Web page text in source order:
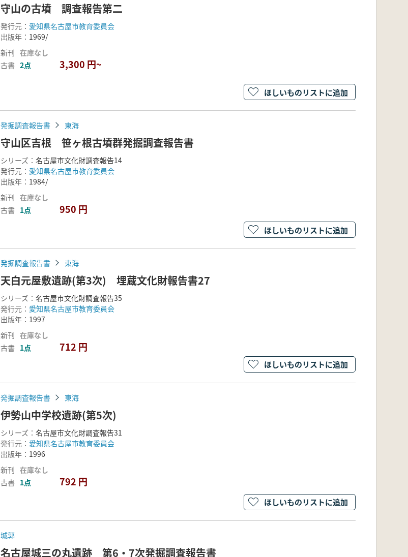
守山の古墳 調査報告第二
発行元： 愛知県名古屋市教育委員会
出版年： 1969/
新刊 在庫なし
古書 2点 3,300 円~
ほしいものリストに追加
発掘調査報告書 東海
守山区吉根 笹ヶ根古墳群発掘調査報告書
シリーズ： 名古屋市文化財調査報告14
発行元： 愛知県名古屋市教育委員会
出版年： 1984/
新刊 在庫なし
古書 1点 950 円
ほしいものリストに追加
発掘調査報告書 東海
天白元屋敷遺跡(第3次) 埋蔵文化財報告書27
シリーズ： 名古屋市文化財調査報告35
発行元： 愛知県名古屋市教育委員会
出版年： 1997
新刊 在庫なし
古書 1点 712 円
ほしいものリストに追加
発掘調査報告書 東海
伊勢山中学校遺跡(第5次)
シリーズ： 名古屋市文化財調査報告31
発行元： 愛知県名古屋市教育委員会
出版年： 1996
新刊 在庫なし
古書 1点 792 円
ほしいものリストに追加
城郭
名古屋城三の丸遺跡 第6・7次発掘調査報告書